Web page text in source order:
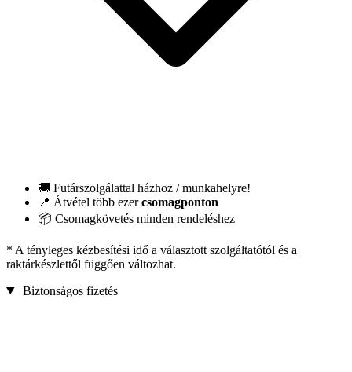
🚚 Futárszolgálattal házhoz / munkahelyre!
📍 Átvétel több ezercsomagponton
📦 Csomagkövetés minden rendeléshez
* A tényleges kézbesítési idő a választott szolgáltatótól és a
raktárkészlettől függően változhat.
Biztonságos fizetés